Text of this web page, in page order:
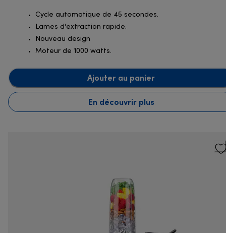
Cycle automatique de 45 secondes.
Lames d'extraction rapide.
Nouveau design
Moteur de 1000 watts.
Ajouter au panier
En découvrir plus